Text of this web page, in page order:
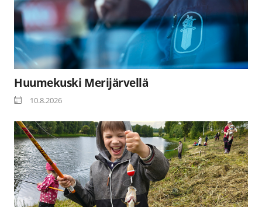
Huumekuski Merijärvellä
10.8.2026